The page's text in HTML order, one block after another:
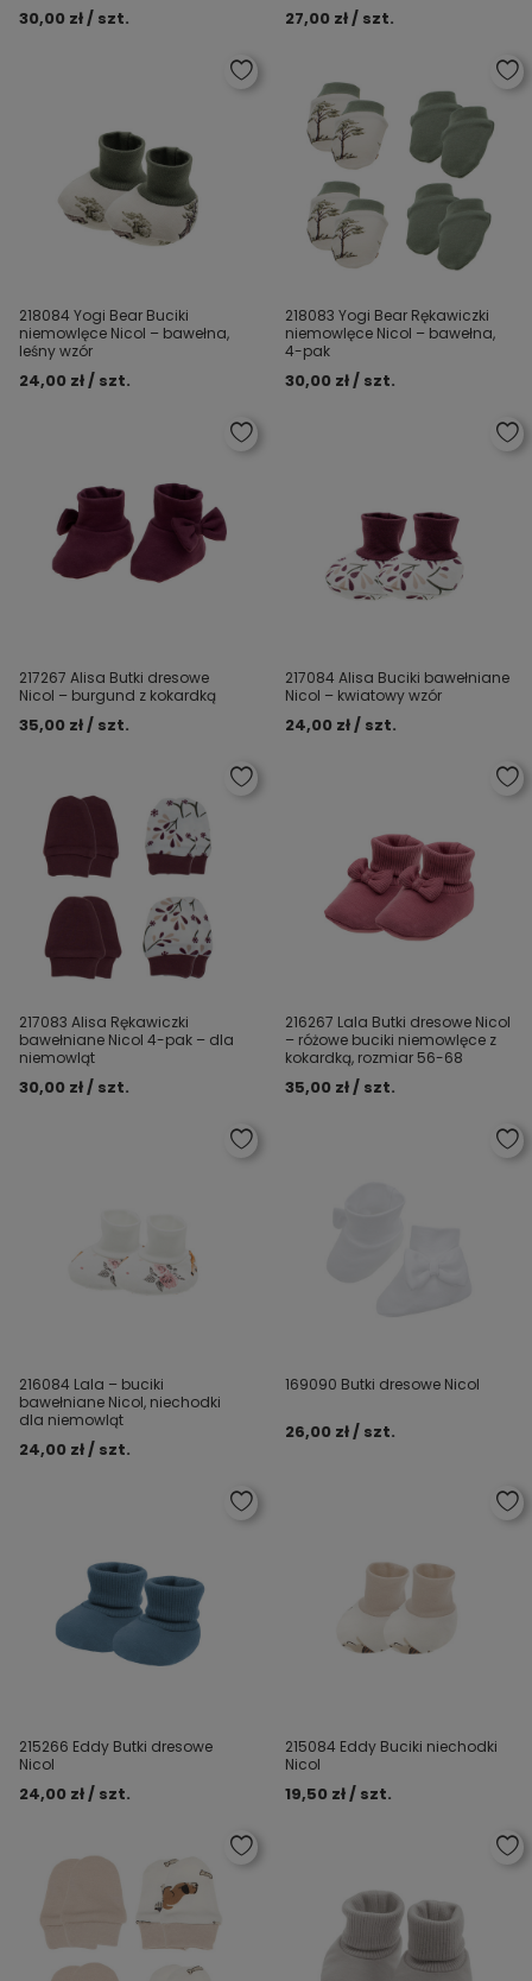
30,00 zł / szt. 27,00 zł / szt.
218084 Yogi Bear Buciki
niemowlęce Nicol – bawełna,
leśny wzór
24,00 zł / szt.
218083 Yogi Bear Rękawiczki
niemowlęce Nicol – bawełna,
4-pak
30,00 zł / szt.
217267 Alisa Butki dresowe
Nicol – burgund z kokardką
35,00 zł / szt.
217084 Alisa Buciki bawełniane
Nicol – kwiatowy wzór
24,00 zł / szt.
217083 Alisa Rękawiczki
bawełniane Nicol 4-pak – dla
niemowląt
30,00 zł / szt.
216267 Lala Butki dresowe Nicol
– różowe buciki niemowlęce z
kokardką, rozmiar 56-68
35,00 zł / szt.
216084 Lala – buciki
bawełniane Nicol, niechodki
dla niemowląt
24,00 zł / szt.
169090 Butki dresowe Nicol
26,00 zł / szt.
215266 Eddy Butki dresowe
Nicol
24,00 zł / szt.
215084 Eddy Buciki niechodki
Nicol
19,50 zł / szt.